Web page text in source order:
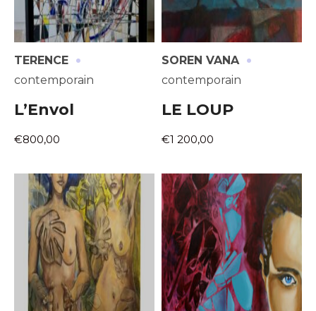
TERENCE ·
contemporain
L’Envol
€800,00
SOREN VANA ·
contemporain
LE LOUP
€1 200,00